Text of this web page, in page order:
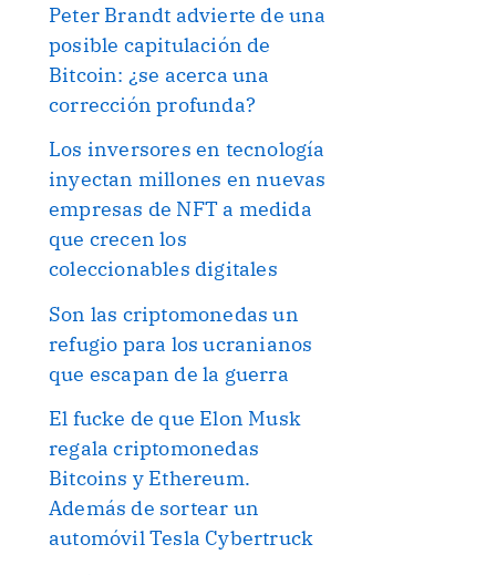
Peter Brandt advierte de una
posible capitulación de
Bitcoin: ¿se acerca una
corrección profunda?
Los inversores en tecnología
inyectan millones en nuevas
empresas de NFT a medida
que crecen los
coleccionables digitales
Son las criptomonedas un
refugio para los ucranianos
que escapan de la guerra
El fucke de que Elon Musk
regala criptomonedas
Bitcoins y Ethereum.
Además de sortear un
automóvil Tesla Cybertruck